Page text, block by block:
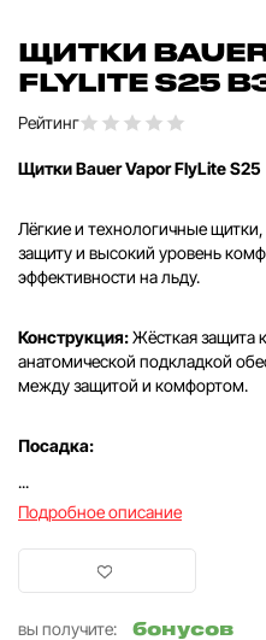
ЩИТКИ BAUER
FLYLITE S25
Рейтинг
Щитки Bauer Vapor FlyLite S25
Лёгкие и технологичные
защиту и высокий уровень
эффективности на льду.
Конструкция:Жёсткая защита
анатомической подкладкой
между защитой и комфортом.
Посадка:
...
Подробное описание
вы получите:
бонусов